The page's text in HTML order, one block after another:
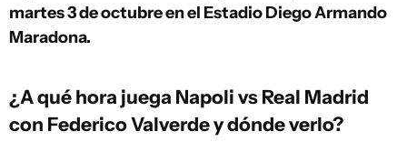
martes 3 de octubre en el Estadio Diego Armando
Maradona.
¿A qué hora juega Napoli vs Real Madrid
con Federico Valverde y dónde verlo?